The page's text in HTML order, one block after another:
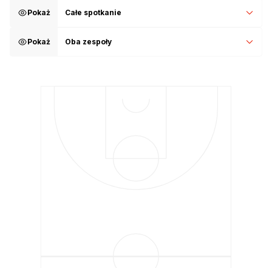
Pokaż Całe spotkanie
Pokaż Oba zespoły